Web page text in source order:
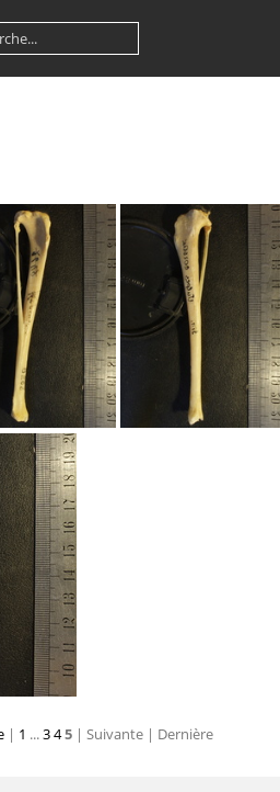
| 1 ...345 | Suivante | Dernière